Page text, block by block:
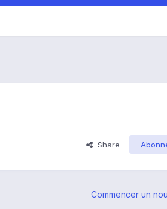
Share
Commencer un